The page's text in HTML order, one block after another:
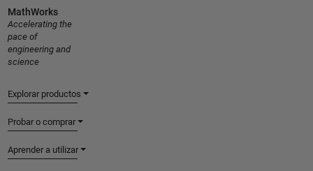
MathWorks
Accelerating the
pace of
engineering and
science
Explorar productos
Probar o comprar
Aprender a utilizar